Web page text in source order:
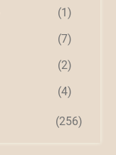
(1)
(7)
(2)
(4)
(256)